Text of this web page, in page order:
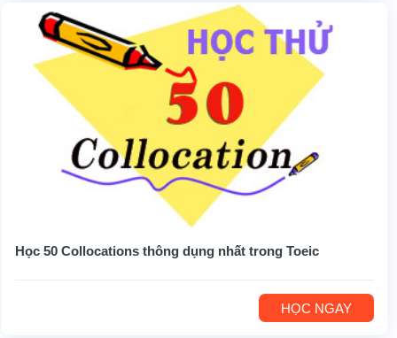
Học 50 Collocations thông dụng nhất trong Toeic
HỌC NGAY